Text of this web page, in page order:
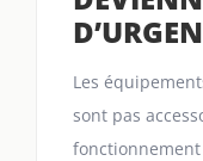
Les
sont pas